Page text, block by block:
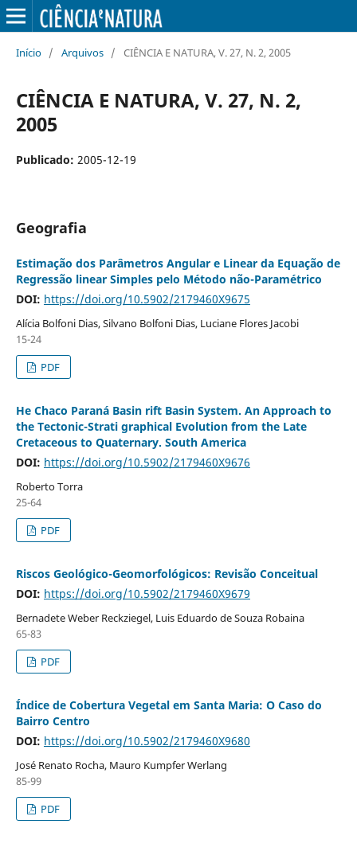
Início / Arquivos / CIÊNCIA E NATURA, V. 27, N. 2, 2005
CIÊNCIA E NATURA, V. 27, N. 2,
2005
Publicado: 2005-12-19
Geografia
Estimação dos Parâmetros Angular e Linear da Equação de
Regressão linear Simples pelo Método não-Paramétrico
DOI: https://doi.org/10.5902/2179460X9675
Alícia Bolfoni Dias, Silvano Bolfoni Dias, Luciane Flores Jacobi
15-24
PDF
He Chaco Paraná Basin rift Basin System. An Approach to
the Tectonic-Strati graphical Evolution from the Late
Cretaceous to Quaternary. South America
DOI: https://doi.org/10.5902/2179460X9676
Roberto Torra
25-64
PDF
Riscos Geológico-Geomorfológicos: Revisão Conceitual
DOI: https://doi.org/10.5902/2179460X9679
Bernadete Weber Reckziegel, Luis Eduardo de Souza Robaina
65-83
PDF
Índice de Cobertura Vegetal em Santa Maria: O Caso do
Bairro Centro
DOI: https://doi.org/10.5902/2179460X9680
José Renato Rocha, Mauro Kumpfer Werlang
85-99
PDF